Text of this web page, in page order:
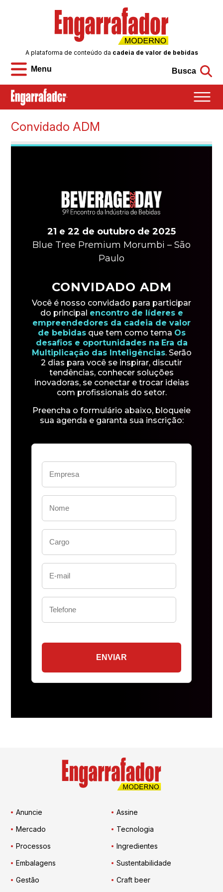
Menu
A plataforma de conteúdo da cadeia de valor de bebidas
Busca
Convidado ADM
21 e 22 de outubro de 2025
Blue Tree Premium Morumbi – São
Paulo
CONVIDADO ADM
Você é nosso convidado para participar
do principal encontro de líderes e
empreendedores da cadeia de valor
de bebidasque tem como tema Os
desafios e oportunidades na Era da
Multiplicação das Inteligências. Serão
2 dias para você se inspirar, discutir
tendências, conhecer soluções
inovadoras, se conectar e trocar ideias
com profissionais do setor.
Preencha o formulário abaixo, bloqueie
sua agenda e garanta sua inscrição:
Anuncie
Assine
Mercado
Tecnologia
Processos
Ingredientes
Embalagens
Sustentabilidade
Gestão
Craft beer